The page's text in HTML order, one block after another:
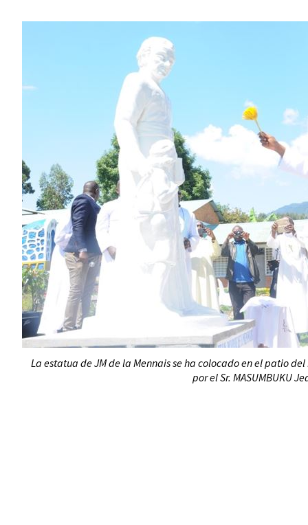
La estatua de JM de la Mennais se ha colocado en el patio
por el Sr. MASUMBUKU